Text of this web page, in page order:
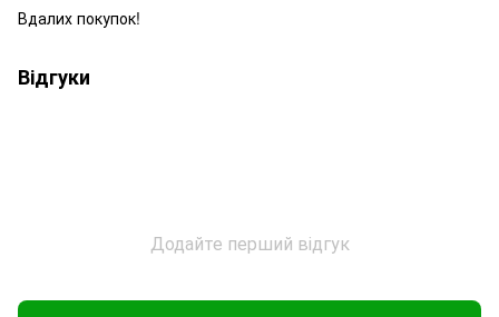
Вдалих покупок!
Відгуки
Додайте перший відгук